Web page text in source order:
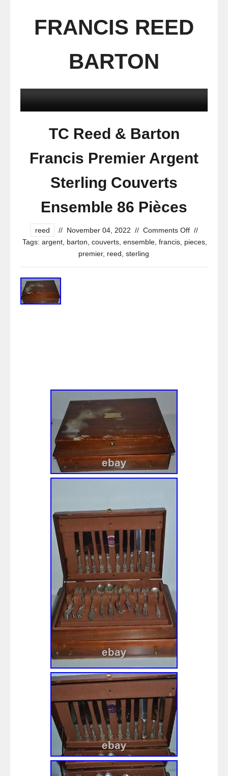
FRANCIS REED
BARTON
TC Reed & Barton
Francis Premier Argent
Sterling Couverts
Ensemble 86 Pièces
reed // November 04, 2022 // Comments Off //
Tags: argent, barton couverts, ensemble, francis, pieces,
premier, reed sterling